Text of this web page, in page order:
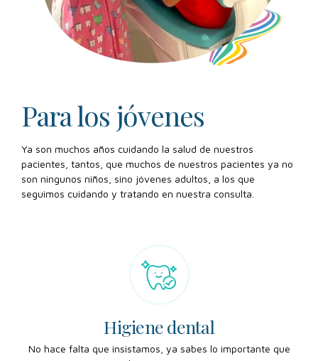
Para los jóvenes
Ya son muchos años cuidando la salud de nuestros
pacientes, tantos, que muchos de nuestros pacientes ya no
son ningunos niños, sino jóvenes adultos, a los que
seguimos cuidando y tratando en nuestra consulta.
Higiene dental
Higiene dental
No hace falta que insistamos, ya sabes lo importante que